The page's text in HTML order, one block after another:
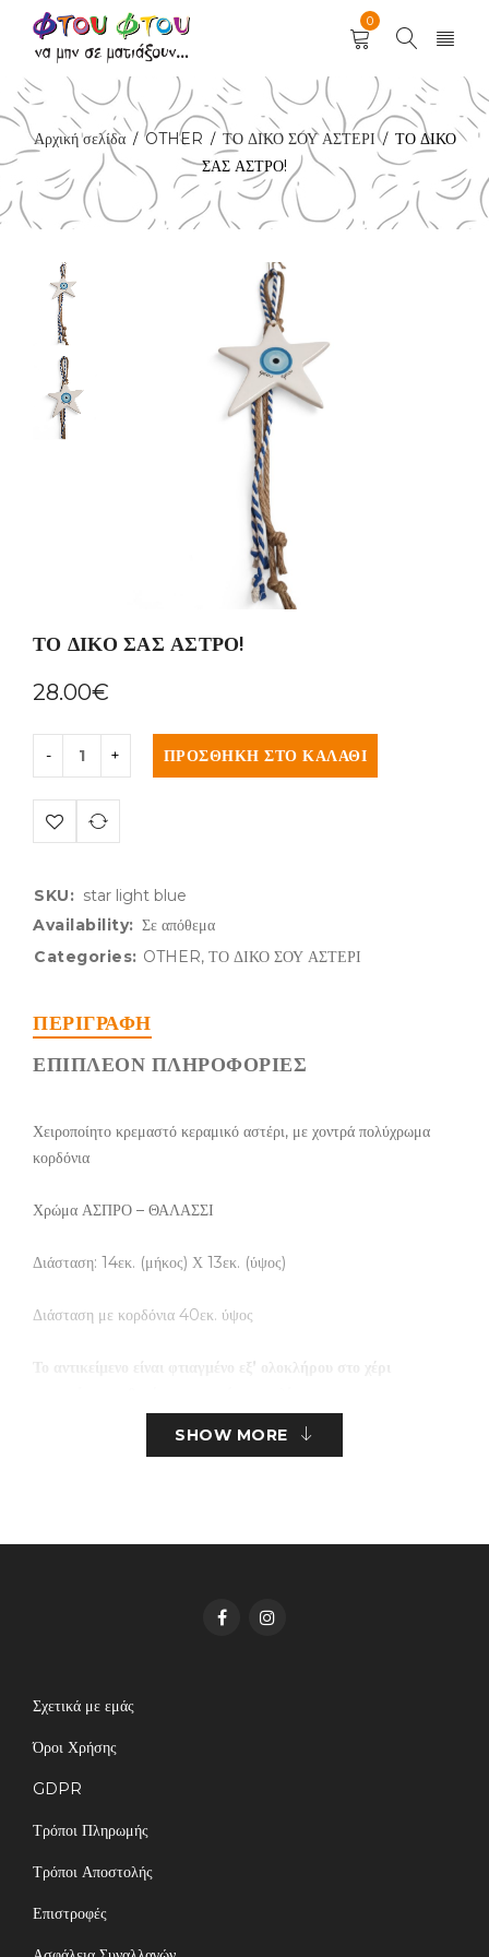
0
Αρχική σελίδα / OTHER / ΤΟ ΔΙΚΟ ΣΟΥ ΑΣΤΕΡΙ / ΤΟ ΔΙΚΟ
ΣΑΣ ΑΣΤΡΟ!
ΤΟ ΔΙΚΟ ΣΑΣ ΑΣΤΡΟ!
28.00€
ΠΡΟΣΘΉΚΗ ΣΤΟ ΚΑΛΆΘΙ
SKU: star light blue
Availability: Σε απόθεμα
Categories: OTHER, ΤΟ ΔΙΚΟ ΣΟΥ ΑΣΤΕΡΙ
ΠΕΡΙΓΡΑΦΉ
ΕΠΙΠΛΈΟΝ ΠΛΗΡΟΦΟΡΊΕΣ
Χειροποίητο κρεμαστό κεραμικό αστέρι, με χοντρά πολύχρωμα
κορδόνια
Χρώμα ΑΣΠΡΟ – ΘΑΛΑΣΣΙ
Διάσταση: 14εκ. (μήκος) Χ 13εκ. (ύψος)
Διάσταση με κορδόνια 40εκ. ύψος
Το αντικείμενο είναι φτιαγμένο εξ’ ολοκλήρου στο χέρι
τα τεμάχια είναι περιορισμένα
SHOW MORE
Σχετικά με εμάς
Όροι Χρήσης
GDPR
Τρόποι Πληρωμής
Τρόποι Αποστολής
Επιστροφές